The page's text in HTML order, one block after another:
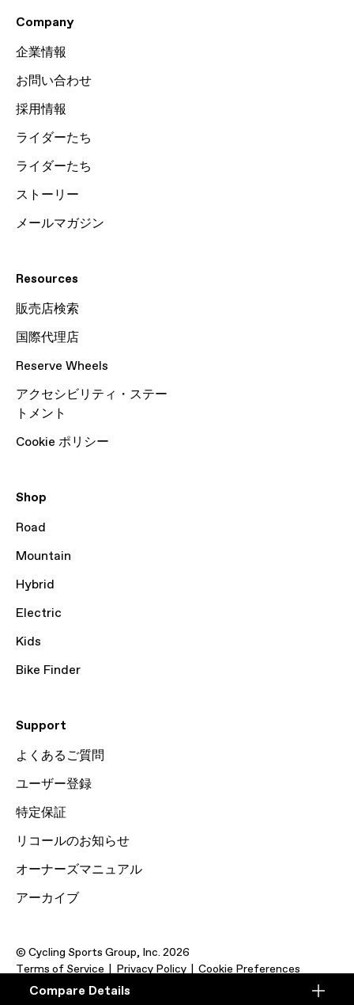
Compare
Compare Details
Company
企業情報
お問い合わせ
採用情報
ライダーたち
ライダーたち
ストーリー
メールマガジン
Resources
販売店検索
国際代理店
Reserve Wheels
アクセシビリティ・ステー
トメント
Cookie ポリシー
Shop
Road
Mountain
Hybrid
Electric
Kids
Bike Finder
Support
よくあるご質問
ユーザー登録
特定保証
リコールのお知らせ
オーナーズマニュアル
アーカイブ
© Cycling Sports Group, Inc. 2026
Terms of Service
Privacy Policy Cookie Preferences